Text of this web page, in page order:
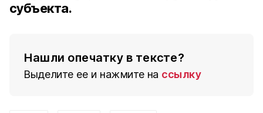
субъекта.
Нашли опечатку в тексте?
Выделите ее и нажмите на ссылку